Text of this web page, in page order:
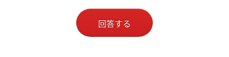
回答する